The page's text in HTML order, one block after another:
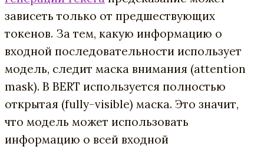
зависеть только от предшествующих
токенов. За тем, какую информацию о
входной последовательности использует
модель, следит маска внимания (attention
mask). В BERT используется полностью
открытая (fully-visible) маска. Это значит,
что модель может использовать
информацию о всей входной